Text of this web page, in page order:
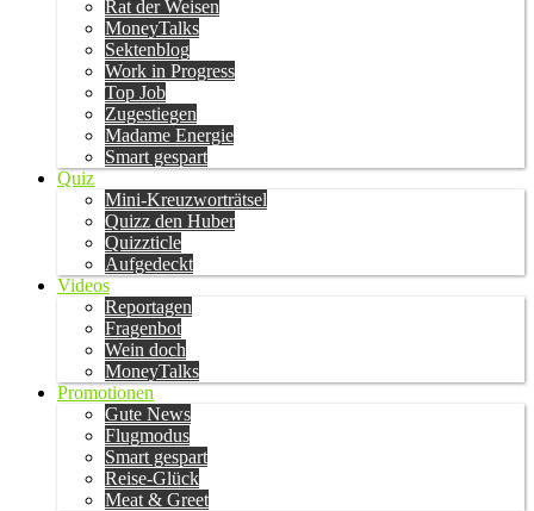
Rat der Weisen
MoneyTalks
Sektenblog
Work in Progress
Top Job
Zugestiegen
Madame Energie
Smart gespart
Quiz
Mini-Kreuzworträtsel
Quizz den Huber
Quizzticle
Aufgedeckt
Videos
Reportagen
Fragenbot
Wein doch
MoneyTalks
Promotionen
Gute News
Flugmodus
Smart gespart
Reise-Glück
Meat & Greet